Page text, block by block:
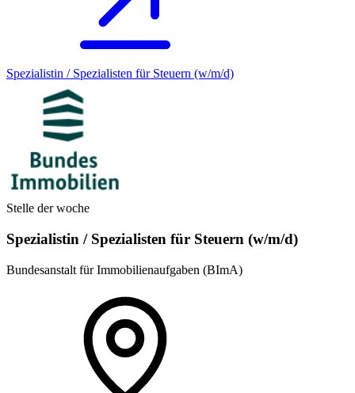
Spezialistin / Spezialisten für Steuern (w/m/d)
Stelle der woche
Spezialistin / Spezialisten für Steuern (w/m/d)
Bundesanstalt für Immobilienaufgaben (BImA)